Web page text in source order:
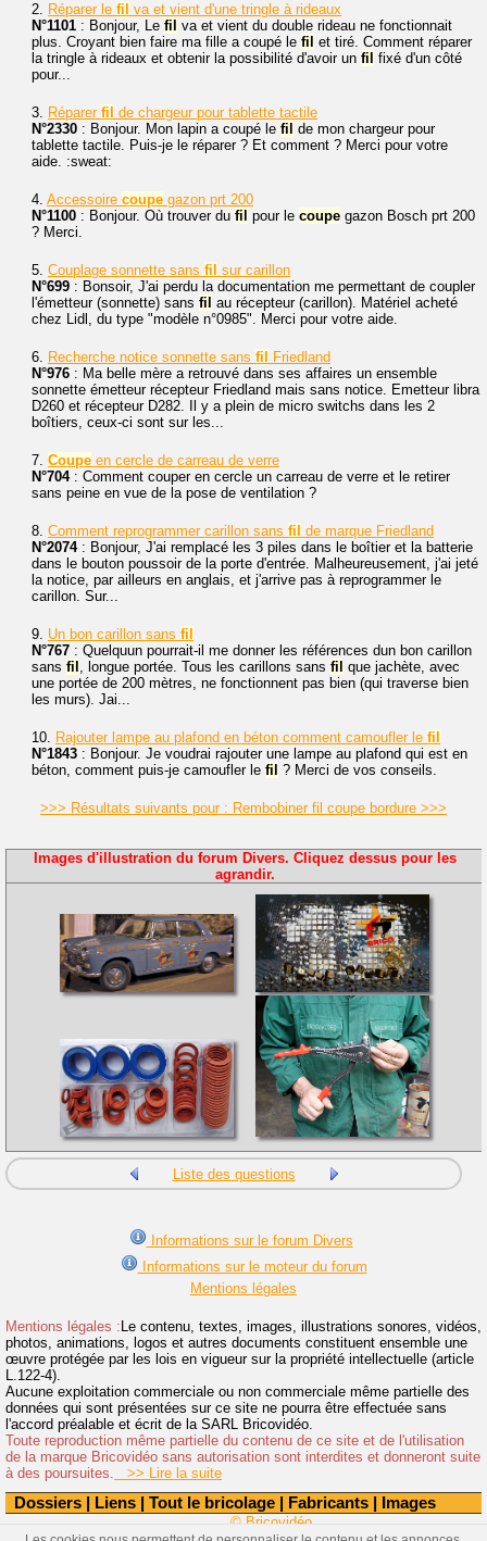
Dossiers | Liens | Tout le bricolage | Fabricants | Images
2. Réparer le fil va et vient d'une tringle à rideaux
N°1101 : Bonjour, Le fil va et vient du double rideau ne fonctionnait
plus. Croyant bien faire ma fille a coupé le fil et tiré. Comment réparer
la tringle à rideaux et obtenir la possibilité d'avoir un fil fixé d'un côté
pour...
3. Réparer fil de chargeur pour tablette tactile
N°2330 : Bonjour. Mon lapin a coupé le fil de mon chargeur pour
tablette tactile. Puis-je le réparer ? Et comment ? Merci pour votre
aide. :sweat:
4. Accessoire coupe gazon prt 200
N°1100 : Bonjour. Où trouver du fil pour le coupe gazon Bosch prt 200
? Merci.
5. Couplage sonnette sans fil sur carillon
N°699 : Bonsoir, J'ai perdu la documentation me permettant de coupler
l'émetteur (sonnette) sans fil au récepteur (carillon). Matériel acheté
chez Lidl, du type "modèle n°0985". Merci pour votre aide.
6. Recherche notice sonnette sans fil
Friedland
N°976 : Ma belle mère a retrouvé dans ses affaires un ensemble
sonnette émetteur récepteur Friedland mais sans notice. Emetteur libra
D260 et récepteur D282. Il y a plein de micro switchs dans les 2
boîtiers, ceux-ci sont sur les...
7. Coupe en cercle de carreau de verre
N°704: Comment couper en cercle un carreau de verre et le retirer
sans peine en vue de la pose de ventilation ?
8. Comment reprogrammer carillon sans fil de marque Friedland
N°2074: Bonjour, J'ai remplacé les 3 piles dans le boîtier et la batterie
dans le bouton poussoir de la porte d'entrée. Malheureusement, j'ai jeté
la notice, par ailleurs en anglais, et j'arrive pas à reprogrammer le
carillon. Sur...
9. Un bon carillon sans fil
N°767 : Quelquun pourrait-il me donner les références dun bon carillon
sans fil , longue portée. Tous les carillons sans fil que jachète, avec
une portée de 200 mètres, ne fonctionnent pas bien (qui traverse bien
les murs). Jai...
10. Rajouter lampe au plafond en béton comment camoufler le fil
N°1843 : Bonjour. Je voudrai rajouter une lampe au plafond qui est en
béton, comment puis-je camoufler le fil ? Merci de vos conseils.
>>> Résultats suivants pour : Rembobiner fil coupe bordure >>>
Images d'illustration du forum Divers. Cliquez dessus pour les
agrandir.
Liste des questions
Informations sur le forum Divers
Informations sur le moteur du forum
Mentions légales
Mentions légales :Le contenu, textes, images, illustrations sonores, vidéos,
photos, animations, logos et autres documents constituent ensemble une
œuvre protégée par les lois en vigueur sur la propriété intellectuelle (article
L.122-4).
Aucune exploitation commerciale ou non commerciale même partielle des
données qui sont présentées sur ce site ne pourra être effectuée sans
l'accord préalable et écrit de la SARL Bricovidéo.
Toute reproduction même partielle du contenu de ce site et de l'utilisation
de la marque Bricovidéo sans autorisation sont interdites et donneront suite
à des poursuites.
>> Lire la suite
© Bricovidéo